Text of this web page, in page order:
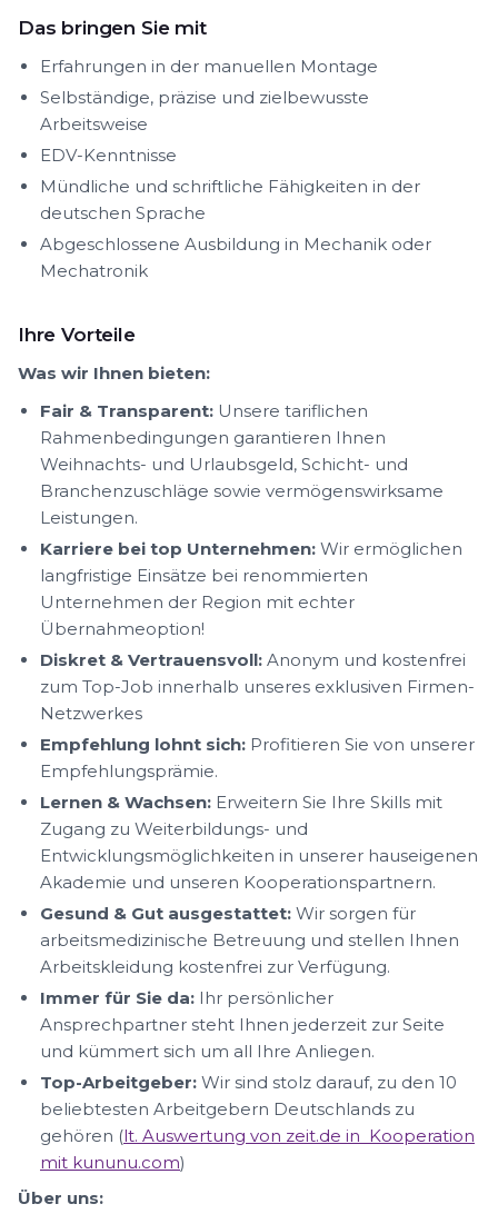
Das bringen Sie mit
Erfahrungen in der manuellen Montage
Selbständige, präzise und zielbewusste
Arbeitsweise
EDV-Kenntnisse
Mündliche und schriftliche Fähigkeiten in der
deutschen Sprache
Abgeschlossene Ausbildung in Mechanik oder
Mechatronik
Ihre Vorteile
Was wir Ihnen bieten:
Fair & Transparent: Unsere tariflichen
Rahmenbedingungen garantieren Ihnen
Weihnachts- und Urlaubsgeld, Schicht- und
Branchenzuschläge sowie vermögenswirksame
Leistungen.
Karriere bei top Unternehmen: Wir ermöglichen
langfristige Einsätze bei renommierten
Unternehmen der Region mit echter
Übernahmeoption!
Diskret & Vertrauensvoll: Anonym und kostenfrei
zum Top-Job innerhalb unseres exklusiven Firmen-
Netzwerkes
Empfehlung lohnt sich: Profitieren Sie von unserer
Empfehlungsprämie.
Lernen & Wachsen: Erweitern Sie Ihre Skills mit
Zugang zu Weiterbildungs- und
Entwicklungsmöglichkeiten in unserer hauseigenen
Akademie und unseren Kooperationspartnern.
Gesund & Gut ausgestattet: Wir sorgen für
arbeitsmedizinische Betreuung und stellen Ihnen
Arbeitskleidung kostenfrei zur Verfügung.
Immer für Sie da: Ihr persönlicher
Ansprechpartner steht Ihnen jederzeit zur Seite
und kümmert sich um all Ihre Anliegen.
Top-Arbeitgeber: Wir sind stolz darauf, zu den 10
beliebtesten Arbeitgebern Deutschlands zu
gehören (lt. Auswertung von zeit.de in Kooperation
mit kununu.com)
Über uns: